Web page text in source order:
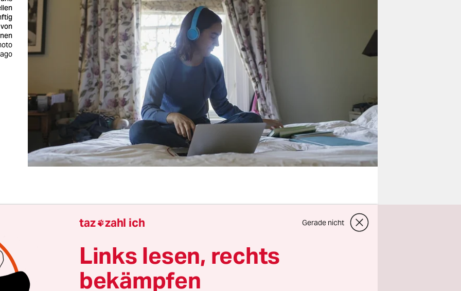
Bund will 500 Millionen Euro bereitstellen, um
in Deutschland mit Laptops zu versorgen. Das
soll aus einem Corona-Aufbaufonds der EU kommen, der
wird. 800.000 Lehrkräfte könnten so versorgt werden,
Preis von 600 Euro pro Gerät an. Klingt gut. Nur:
taz zahl ich Gerade nicht
Links lesen, rechts
bekämpfen